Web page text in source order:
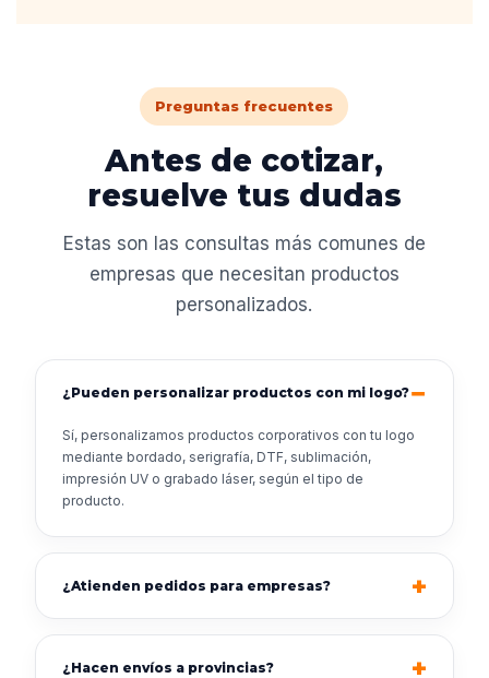
Preguntas frecuentes
Antes de cotizar,
resuelve tus dudas
Estas son las consultas más comunes de
empresas que necesitan productos
personalizados.
¿Pueden personalizar productos con mi logo?
Sí, personalizamos productos corporativos con tu logo
mediante bordado, serigrafía, DTF, sublimación,
impresión UV o grabado láser, según el tipo de
producto.
¿Atienden pedidos para empresas?
¿Hacen envíos a provincias?